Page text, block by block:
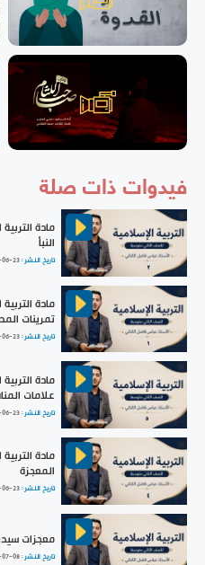
فيدوات ذات صلة
مادة
النبأ
تاريخ النشر :06-23
مادة
تمرينات
تاريخ النشر :06-23
مادة
علامات
تاريخ النشر :06-23
مادة
المعجزة
تاريخ النشر :06-23
معجزات
تاريخ النشر :07-08